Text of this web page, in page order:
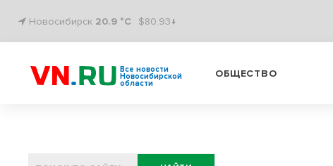
Новосибирск 20.9 °C $80.93↓
Все новости
Новосибирской
области
ОБЩЕСТВО